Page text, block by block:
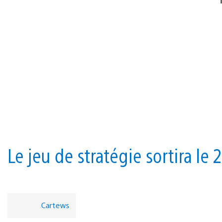
Le jeu de stratégie sortira le
Cartews